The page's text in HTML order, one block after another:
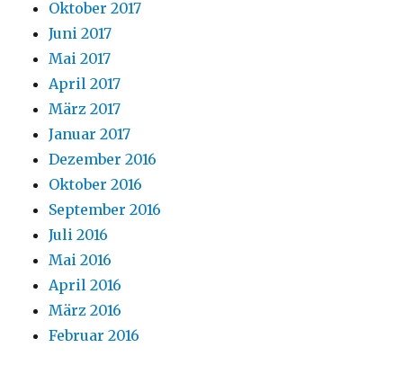
Oktober 2017
Juni 2017
Mai 2017
April 2017
März 2017
Januar 2017
Dezember 2016
Oktober 2016
September 2016
Juli 2016
Mai 2016
April 2016
März 2016
Februar 2016